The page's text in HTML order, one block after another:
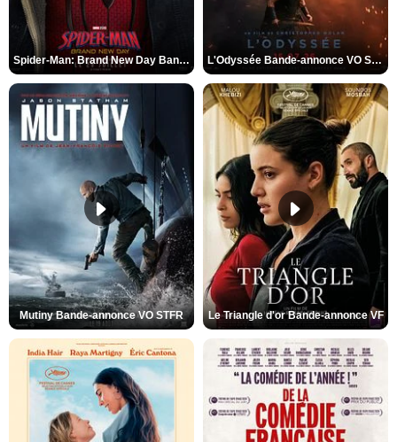
Spider-Man: Brand New Day Bande-annonce VO STFR L'Odyssée Bande-annonce VO STFR
Mutiny Bande-annonce VO STFR Le Triangle d'or Bande-annonce VF